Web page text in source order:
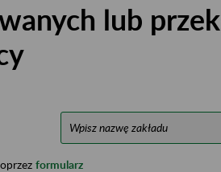
lub
formularz